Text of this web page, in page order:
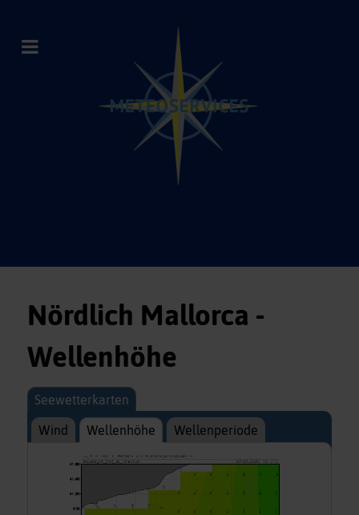
Nördlich Mallorca -
Wellenhöhe
Seewetterkarten
Wind Wellenhöhe Wellenperiode